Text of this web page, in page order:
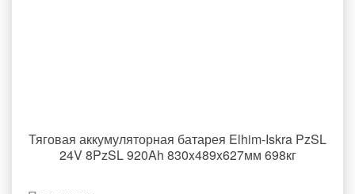
Тяговая аккумуляторная батарея Elhim-Iskra PzSL
24V 8PzSL 920Ah 830x489x627мм 698кг